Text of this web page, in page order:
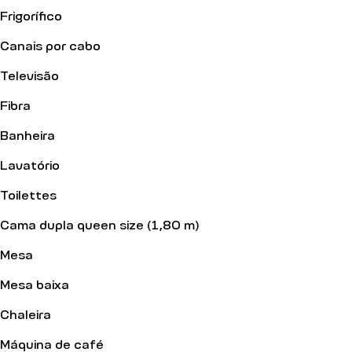
Frigorífico
Canais por cabo
Televisão
Fibra
Banheira
Lavatório
Toilettes
Cama dupla queen size (1,80 m)
Mesa
Mesa baixa
Chaleira
Máquina de café